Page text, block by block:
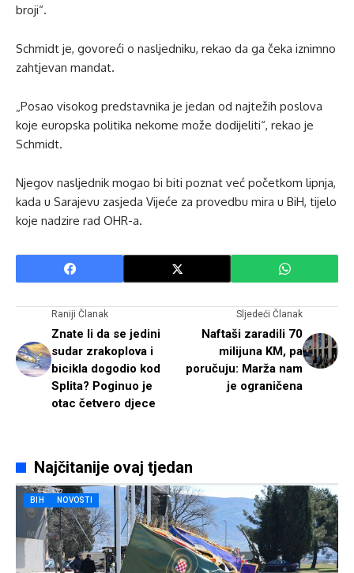
broji“.
Schmidt je, govoreći o nasljedniku, rekao da ga čeka iznimno
zahtjevan mandat.
„Posao visokog predstavnika je jedan od najtežih poslova
koje europska politika nekome može dodijeliti“, rekao je
Schmidt.
Njegov nasljednik mogao bi biti poznat već početkom lipnja,
kada u Sarajevu zasjeda Vijeće za provedbu mira u BiH, tijelo
koje nadzire rad OHR-a.
Raniji Članak
Znate li da se jedini
sudar zrakoplova i
bicikla dogodio kod
Splita? Poginuo je
otac četvero djece
Sljedeći Članak
Naftaši zaradili 70
milijuna KM, pa
poručuju: Marža nam
je ograničena
Najčitanije ovaj tjedan
BIH NOVOSTI